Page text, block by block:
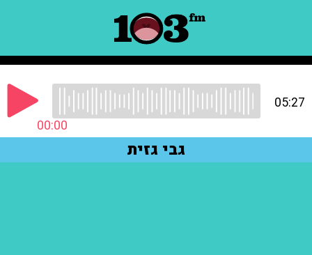
00:00
05:27
גבי גזית